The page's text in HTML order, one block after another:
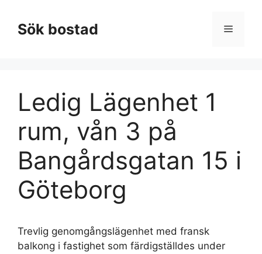
innehållSök bostad Meny
Ledig Lägenhet 1
rum, vån 3 på
Bangårdsgatan 15 i
Göteborg
Trevlig genomgångslägenhet med fransk
balkong i fastighet som färdigställdes under